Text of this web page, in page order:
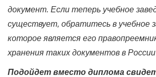
документ. Если теперь учебное
существует, обратитесь в учебное
которое является его
хранения таких документов в
Подойдет вместо диплома